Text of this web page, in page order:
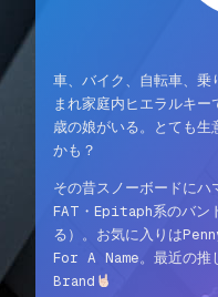
車、バイク、自転車、乗
まれ家庭内ヒエラルキ
歳の娘がいる。とても生
かも？
その昔スノーボードにハ
FAT・Epitaph系のバン
る）。お気に入りは
For A Name。最近の
Brand